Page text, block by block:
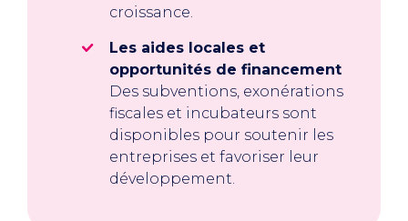
croissance.
Les aides locales et
opportunités de financement
Des subventions, exonérations
fiscales et incubateurs sont
disponibles pour soutenir les
entreprises et favoriser leur
développement.